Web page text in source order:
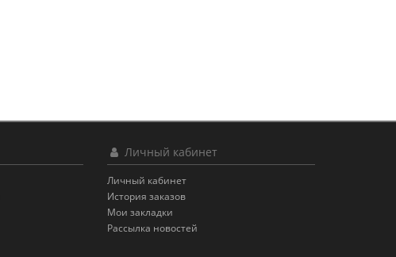
Личный кабинет
Личный кабинет
История заказов
Мои закладки
Рассылка новостей